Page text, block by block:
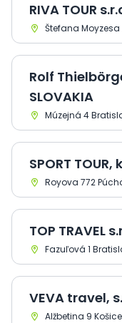
RIVA TOUR
Štefana Moyzesa
Rolf
SLOVAKIA
Múzejná 4
SPORT TOUR,
Royova 772
TOP TRAVEL
Fazuľová 1
VEVA travel,
Alžbetina 9